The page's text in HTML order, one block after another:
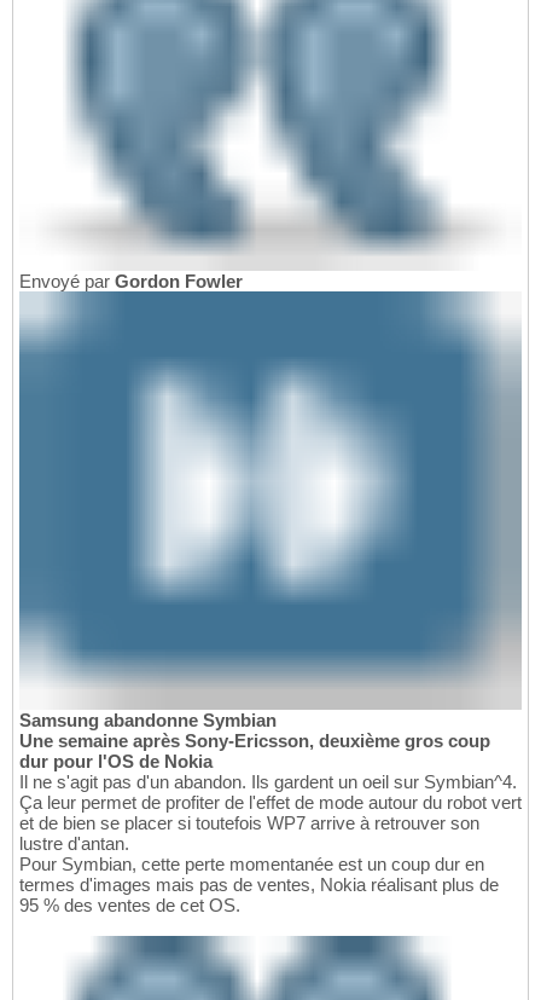
Envoyé par Gordon Fowler
Samsung abandonne Symbian
Une semaine après Sony-Ericsson, deuxième gros coup
dur pour l'OS de Nokia
Il ne s'agit pas d'un abandon. Ils gardent un oeil sur Symbian^4.
Ça leur permet de profiter de l'effet de mode autour du robot vert
et de bien se placer si toutefois WP7 arrive à retrouver son
lustre d'antan.
Pour Symbian, cette perte momentanée est un coup dur en
termes d'images mais pas de ventes, Nokia réalisant plus de
95 % des ventes de cet OS.